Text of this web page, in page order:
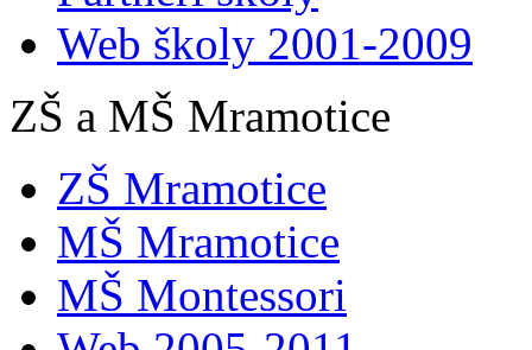
Web školy 2001-2009
ZŠ a MŠ Mramotice
ZŠ Mramotice
MŠ Mramotice
MŠ Montessori